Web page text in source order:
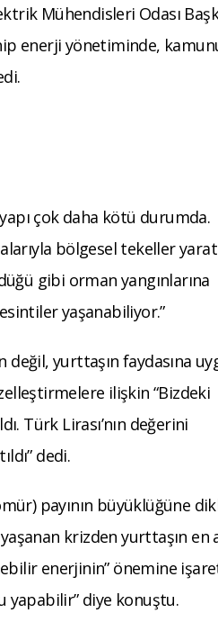
Mühendisleri Odası
enerji yönetiminde,
çok daha kötü durumda.
bölgesel tekeller
gibi orman yangınlarına
yaşanabiliyor.”
yurttaşın faydasına
ilişkin “Bizdeki
Türk Lirası’nın değerini
dedi.
payının büyüklüğüne
krizden yurttaşın en
enerjinin” önemine
yapabilir” diye konuştu.